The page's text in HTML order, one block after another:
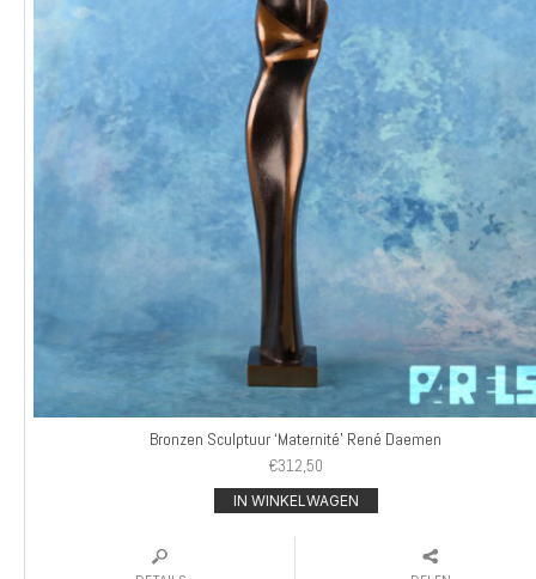
Bronzen Sculptuur ‘Maternité’ René Daemen
€312,50
IN WINKELWAGEN